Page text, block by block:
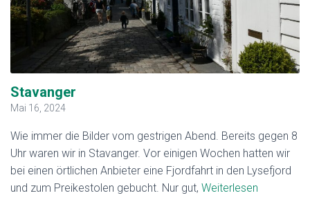
Stavanger
Mai 16, 2024
Wie immer die Bilder vom gestrigen Abend. Bereits gegen 8
Uhr waren wir in Stavanger. Vor einigen Wochen hatten wir
bei einen örtlichen Anbieter eine Fjordfahrt in den Lysefjord
und zum Preikestolen gebucht. Nur gut, Weiterlesen